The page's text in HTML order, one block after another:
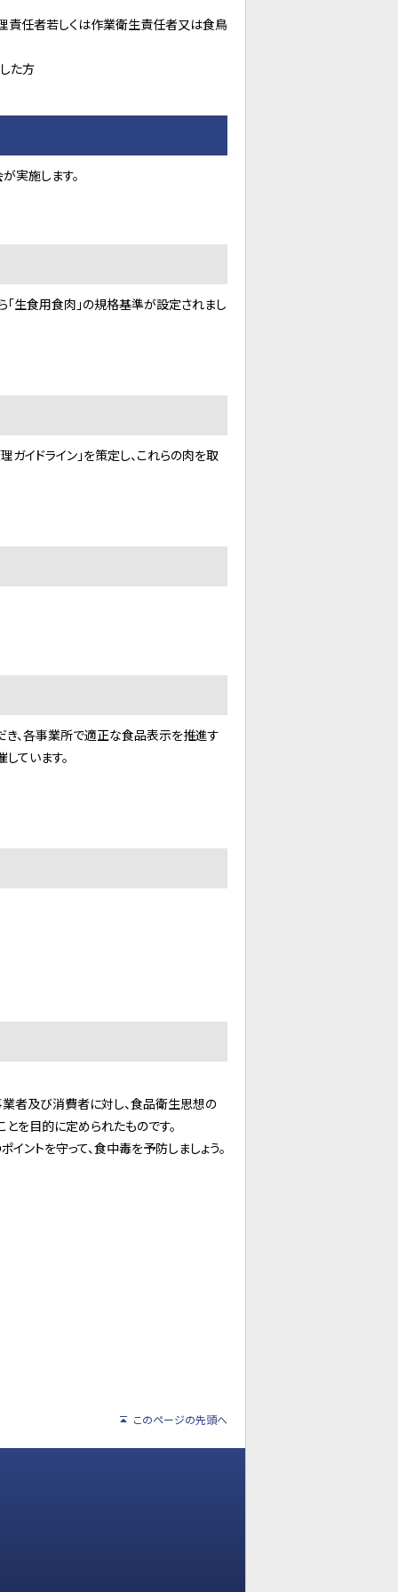
責任者若しくは作業衛生責任者又は食鳥
た方
実施します。
生食用食肉」の規格基準が設定されまし
イドライン」を策定し、これらの肉を取
、各事業所で適正な食品表示を推進す
ています。
者及び消費者に対し、食品衛生思想の
を目的に定められたものです。
トを守って、食中毒を予防しましょう。
このページの先頭へ